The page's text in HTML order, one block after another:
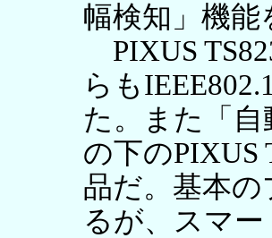
幅検知」機
PIXUS
らも
た。また「
の下のPIXUS
品だ。基本の
るが、スマ